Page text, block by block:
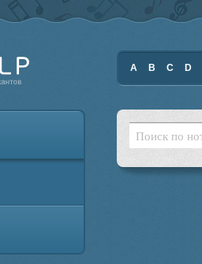
A B C D